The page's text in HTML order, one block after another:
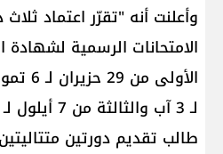
وأعلنت أنه "تقرّر اعتماد
الامتحانات الرسمية لشهادة
طالب تقديم دورتين